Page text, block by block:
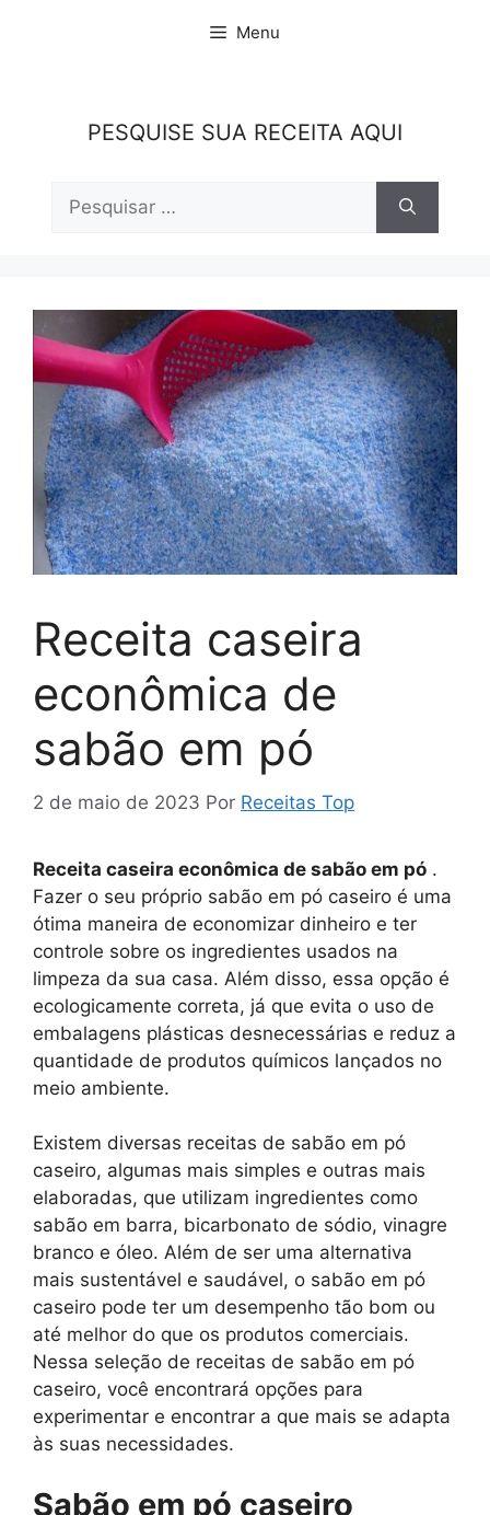
Menu
PESQUISE SUA RECEITA AQUI
por:
Receita caseira
econômica de
sabão em pó
2 de maio de 2023 Por Receitas Top
Receita caseira econômica de sabão em pó .
Fazer o seu próprio sabão em pó caseiro é uma
ótima maneira de economizar dinheiro e ter
controle sobre os ingredientes usados na
limpeza da sua casa. Além disso, essa opção é
ecologicamente correta, já que evita o uso de
embalagens plásticas desnecessárias e reduz a
quantidade de produtos químicos lançados no
meio ambiente.
Existem diversas receitas de sabão em pó
caseiro, algumas mais simples e outras mais
elaboradas, que utilizam ingredientes como
sabão em barra, bicarbonato de sódio, vinagre
branco e óleo. Além de ser uma alternativa
mais sustentável e saudável, o sabão em pó
caseiro pode ter um desempenho tão bom ou
até melhor do que os produtos comerciais.
Nessa seleção de receitas de sabão em pó
caseiro, você encontrará opções para
experimentar e encontrar a que mais se adapta
às suas necessidades.
Sabão em pó caseiro